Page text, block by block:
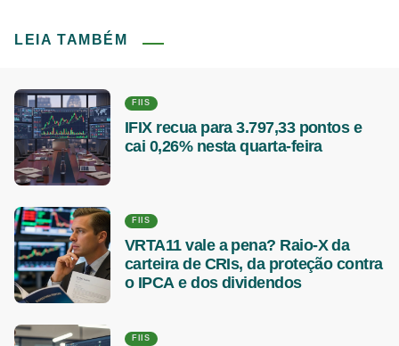
LEIA TAMBÉM
FIIS
IFIX recua para 3.797,33 pontos e
cai 0,26% nesta quarta-feira
FIIS
VRTA11 vale a pena? Raio-X da
carteira de CRIs, da proteção contra
o IPCA e dos dividendos
FIIS